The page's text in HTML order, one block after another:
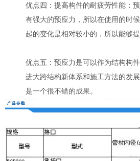
优点四：提高构件的耐疲劳性能；
有强大的预应力，所以在使用的时
起的变化是相对较小的，所以能够
优点五：预应力是可以作为结构构
进大跨结构新体系和施工方法的发
是一个很不错的成果。